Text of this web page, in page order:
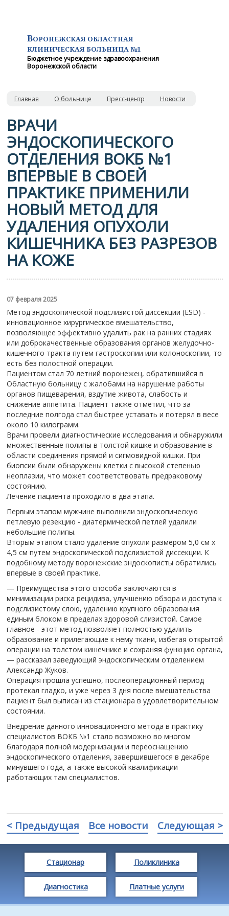
ВОРОНЕЖСКАЯ ОБЛАСТНАЯ
КЛИНИЧЕСКАЯ БОЛЬНИЦА №1
Бюджетное учреждение здравоохранения
Воронежской области
Главная О больнице Пресс-центр Новости
️ВРАЧИ
ЭНДОСКОПИЧЕСКОГО
ОТДЕЛЕНИЯ ВОКБ №1
ВПЕРВЫЕ В СВОЕЙ
ПРАКТИКЕ ПРИМЕНИЛИ
НОВЫЙ МЕТОД ДЛЯ
УДАЛЕНИЯ ОПУХОЛИ
КИШЕЧНИКА БЕЗ РАЗРЕЗОВ
НА КОЖЕ
07 февраля 2025
Метод эндоскопической подслизистой диссекции (ESD) -
инновационное хирургическое вмешательство,
позволяющее эффективно удалить рак на ранних стадиях
или доброкачественные образования органов желудочно-
кишечного тракта путем гастроскопии или колоноскопии, то
есть без полостной операции.
Пациентом стал 70 летний воронежец, обратившийся в
Областную больницу с жалобами на нарушение работы
органов пищеварения, вздутие живота, слабость и
снижение аппетита. Пациент также отметил, что за
последние полгода стал быстрее уставать и потерял в весе
около 10 килограмм.
Врачи провели диагностические исследования и обнаружили
множественные полипы в толстой кишке и образование в
области соединения прямой и сигмовидной кишки. При
биопсии были обнаружены клетки с высокой степенью
неоплазии, что может соответствовать предраковому
состоянию.
Лечение пациента проходило в два этапа.
Первым этапом мужчине выполнили эндоскопическую
петлевую резекцию - диатермической петлей удалили
небольшие полипы.
Вторым этапом стало удаление опухоли размером 5,0 см х
4,5 см путем эндоскопической подслизистой диссекции. К
подобному методу воронежские эндоскописты обратились
впервые в своей практике.
— Преимущества этого способа заключаются в
минимизации риска рецидива, улучшению обзора и доступа к
подслизистому слою, удалению крупного образования
единым блоком в пределах здоровой слизистой. Самое
главное - этот метод позволяет полностью удалить
образование и прилегающие к нему ткани, избегая открытой
операции на толстом кишечнике и сохраняя функцию органа,
— рассказал заведующий эндоскопическим отделением
Александр Жуков.
Операция прошла успешно, послеоперационный период
протекал гладко, и уже через 3 дня после вмешательства
пациент был выписан из стационара в удовлетворительном
состоянии.
Внедрение данного инновационного метода в практику
специалистов ВОКБ №1 стало возможно во многом
благодаря полной модернизации и переоснащению
эндоскопического отделения, завершившегося в декабре
минувшего года, а также высокой квалификации
работающих там специалистов.
< Предыдущая Все новости Следующая >
Стационар Поликлиника
Диагностика Платные услуги